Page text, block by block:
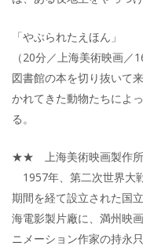
「やぶられたえほん」
（20分／上海美術映画／
図書館の本を切り抜いて
かれてきた動物たちによ
る。
★★ 上海美術映画製作
1957年、第二次世界大
期間を経て設立された国
海電影製片廠に、満州映
ニメーション作家の持永